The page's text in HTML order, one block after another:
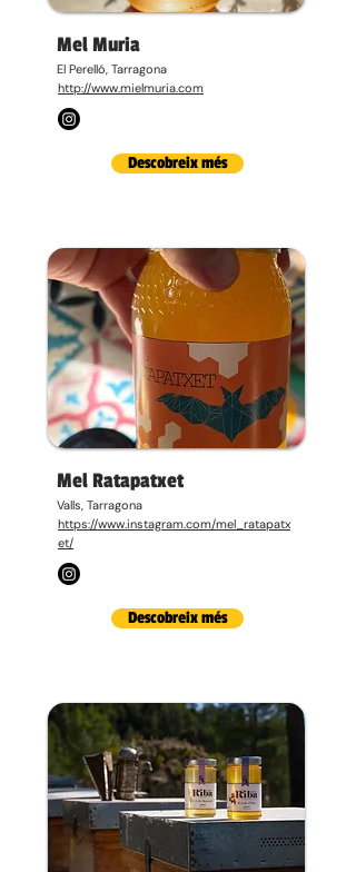
Mel Muria
El Perelló, Tarragona
http://www.mielmuria.com
Descobreix més
Mel Ratapatxet
Valls, Tarragona
https://www.instagram.com/mel_ratapatx
et/
Descobreix més